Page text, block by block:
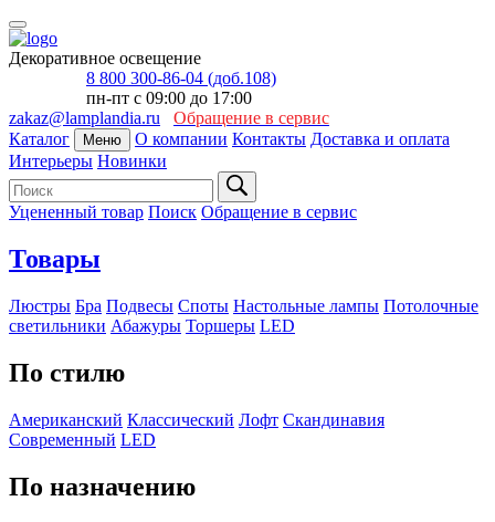
Декоративное освещение
8 800 300-86-04 (доб.108)
пн-пт с 09:00 до 17:00
zakaz@lamplandia.ru
Обращение в сервис
Каталог
Меню О компании Контакты Доставка и оплата
Интерьеры Новинки
Уцененный товар Поиск Обращение в сервис
Товары
Люстры Бра Подвесы Споты Настольные лампы Потолочные
светильники Абажуры Торшеры LED
По стилю
Американский Классический Лофт Скандинавия
Современный LED
По назначению